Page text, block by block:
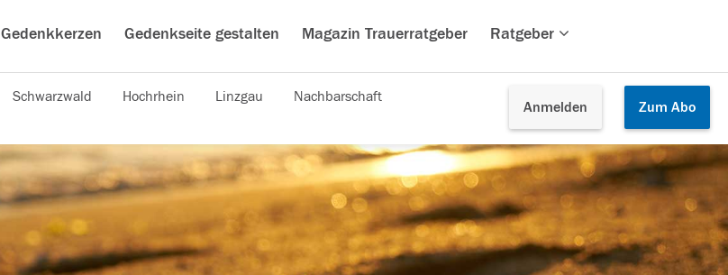
Gedenkkerzen Gedenkseite gestalten Magazin Trauerratgeber Ratgeber
Anmelden Zum Abo
Schwarzwald Hochrhein Linzgau Nachbarschaft